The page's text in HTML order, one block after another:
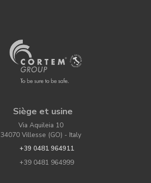
Siège et usine
Via Aquileia 10
34070 Villesse (GO) - Italy
+39 0481 964911
+39 0481 964999